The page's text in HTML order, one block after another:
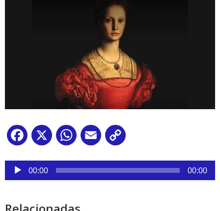
Facebook
X WhatsApp
Email
Reproductor
audio
00:00 00:00